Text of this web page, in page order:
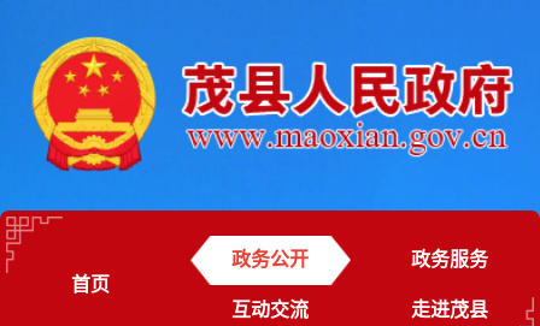
首页
政务公开 政务服务
互动交流 走进茂县